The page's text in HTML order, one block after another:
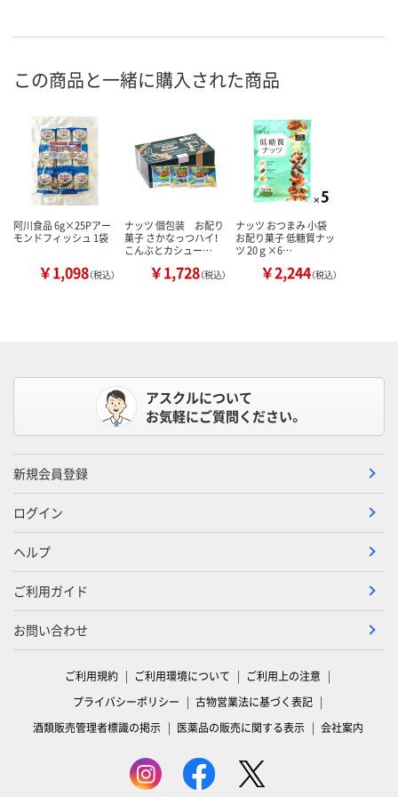
この商品と一緒に購入された商品
阿川食品 6g×25Pアー
モンドフィッシュ 1袋
￥1,098（税込）
ナッツ 個包装 お配り
菓子 さかなっつハイ！
こんぶとカシュー…
￥1,728（税込）
ナッツ おつまみ 小袋
お配り菓子 低糖質ナッ
ツ 20ｇ×6…
￥2,244（税込）
アスクルについて
お気軽にご質問ください。
新規会員登録
ログイン
ヘルプ
ご利用ガイド
お問い合わせ
ご利用規約 ご利用環境について
ご利用上の注意
プライバシーポリシー
古物営業法に基づく表記
酒類販売管理者標識の掲示
医薬品の販売に関する表示 会社案内